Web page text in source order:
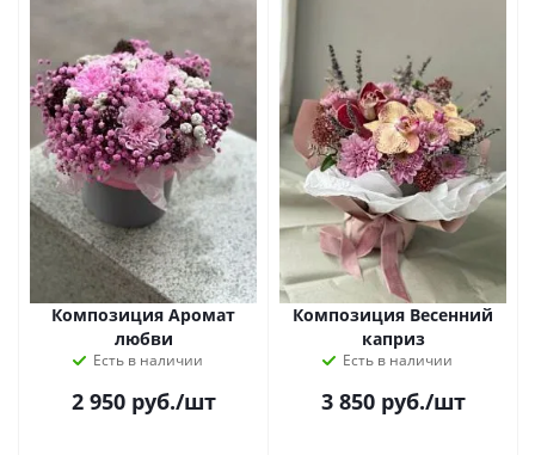
Композиция Аромат
любви
Есть в наличии
2 950руб./шт
Композиция Весенний
каприз
Есть в наличии
3 850руб./шт